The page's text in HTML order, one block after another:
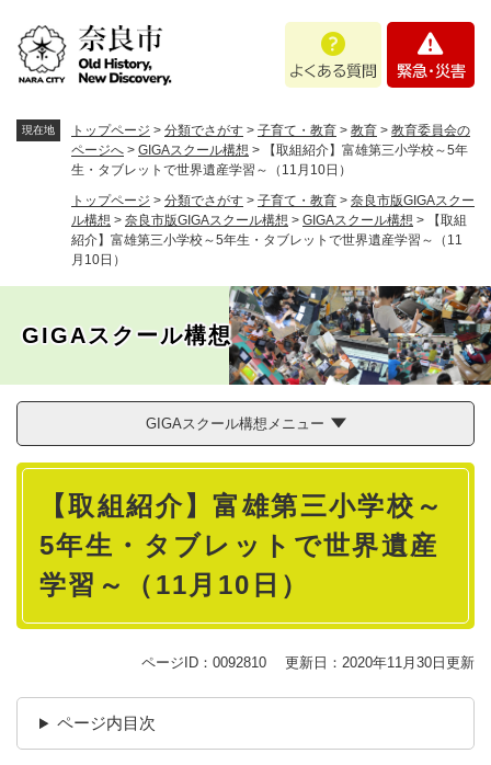
あ
問
・
現在地 トップページ > 分類でさがす > 子育て・教育 > 教育 > 教育委員会の
ページへ > GIGAスクール構想 >
【取組紹介】富雄第三小学校～5年
生・タブレットで世界遺産学習～（11月10日）
トップページ > 分類でさがす > 子育て・教育 > 奈良市版GIGAスクー
ル構想 > 奈良市版GIGAスクール構想 > GIGAスクール構想 >
【取組
紹介】富雄第三小学校～5年生・タブレットで世界遺産学習～（11
月10日）
GIGAスクール構想
GIGAスクール構想メニュー
本
【取組紹介】富雄第三小学校～
5年生・タブレットで世界遺産
学習～（11月10日）
ページID：0092810 更新日：2020年11月30日更新
ページ内目次